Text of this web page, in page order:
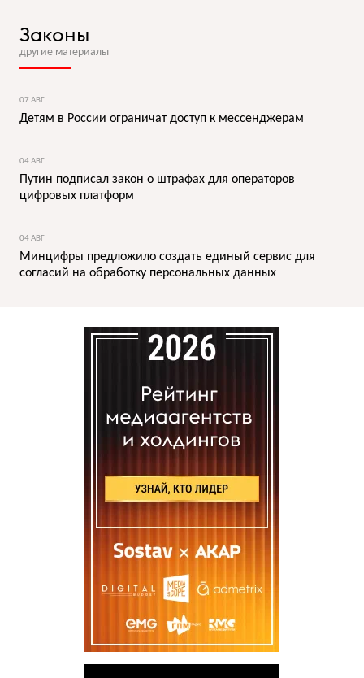
Законы
другие материалы
07 АВГ
Детям в России ограничат доступ к мессенджерам
04 АВГ
Путин подписал закон о штрафах для операторов
цифровых платформ
04 АВГ
Минцифры предложило создать единый сервис для
согласий на обработку персональных данных